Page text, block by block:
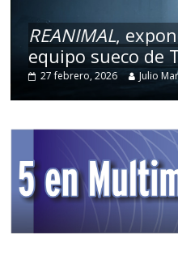
REANIMAL,
equipo sueco de
27 febrero, 2026 Julio